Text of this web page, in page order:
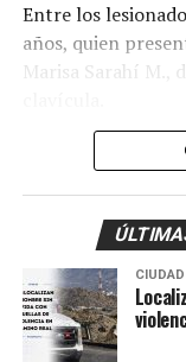
Entre los
años, quien
Marisa Sarahí M.,
También fueron
El probable
B., de 38 años,
los menores, de
proporcionada por